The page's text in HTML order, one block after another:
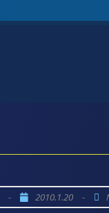
- 2010.1.20 -